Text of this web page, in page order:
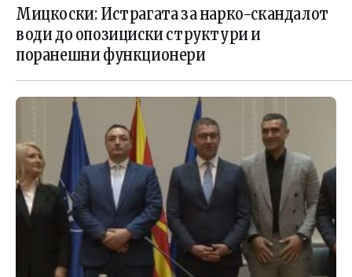
ИСТРАГАТА
Мицкоски: Истрагата за нарко-скандалот
води до опозициски структури и
поранешни функционери